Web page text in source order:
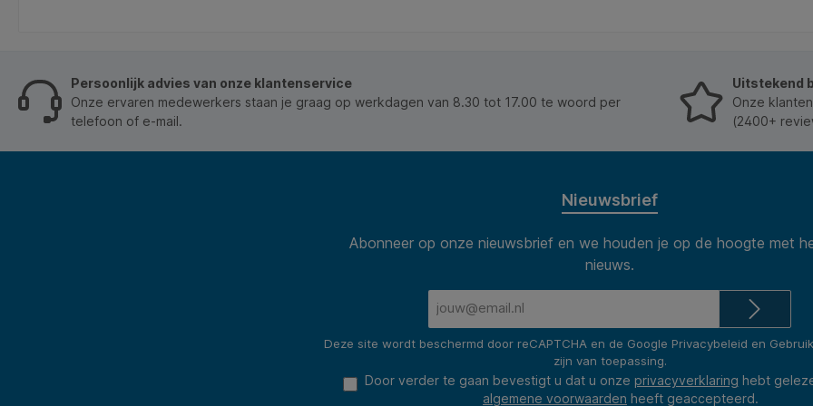
onbedrukt. * Duurzaamheid: FSC-gecertificeerd.
onbedrukt. * Duurzaamheid: FSC-gecertificeerd.
Persoonlijk advies van onze klantenservice
Onze ervaren medewerkers staan je graag op werkdagen van 8.30 tot 17.00 te woord per
telefoon of e-mail.
Uitstekend
Onze
(2400+
Nieuwsbrief
Abonneer op onze nieuwsbrief en we houden je op de hoogte met
nieuws.
Deze site wordt beschermd door reCAPTCHA en de Google Privacybeleid en
zijn van toepassing.
Door verder te gaan bevestigt u dat u onze privacyverklaring hebt
algemene voorwaarden heeft geaccepteerd.